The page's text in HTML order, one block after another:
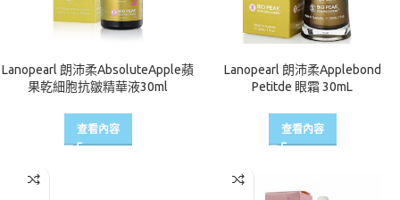
Lanopearl 朗沛柔AbsoluteApple蘋
果乾細胞抗皺精華液30ml
查看內容
Lanopearl 朗沛柔Applebond
Petitde 眼霜 30mL
查看內容